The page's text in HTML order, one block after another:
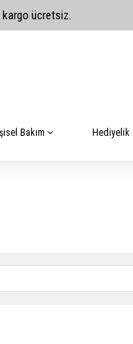
kargo ücretsiz.
Bakım Hediyelik